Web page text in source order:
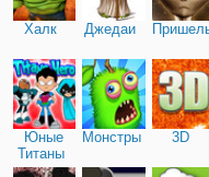
Халк Джедаи
Юные
Титаны
Монстры 3D